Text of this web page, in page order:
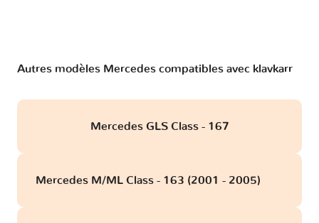
Autres modèles Mercedes compatibles avec klavkarr
Mercedes GLS Class - 167
Mercedes M/ML Class - 163 (2001 - 2005)